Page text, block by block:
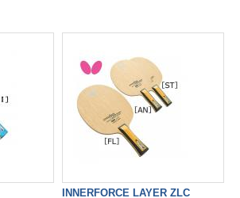
INNERFORCE LAYER ZLC